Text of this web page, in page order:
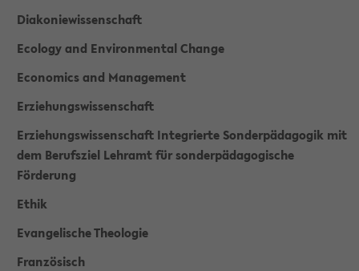
Diakoniewissenschaft
Ecology and Environmental Change
Economics and Management
Erziehungswissenschaft
Erziehungswissenschaft Integrierte Sonderpädagogik mit
dem Berufsziel Lehramt für sonderpädagogische
Förderung
Ethik
Evangelische Theologie
Französisch